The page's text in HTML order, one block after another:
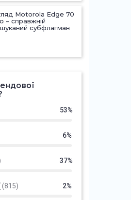
Motorola Edge 70
– справжній
субфлагман
53%
6%
37%
(815) 2%